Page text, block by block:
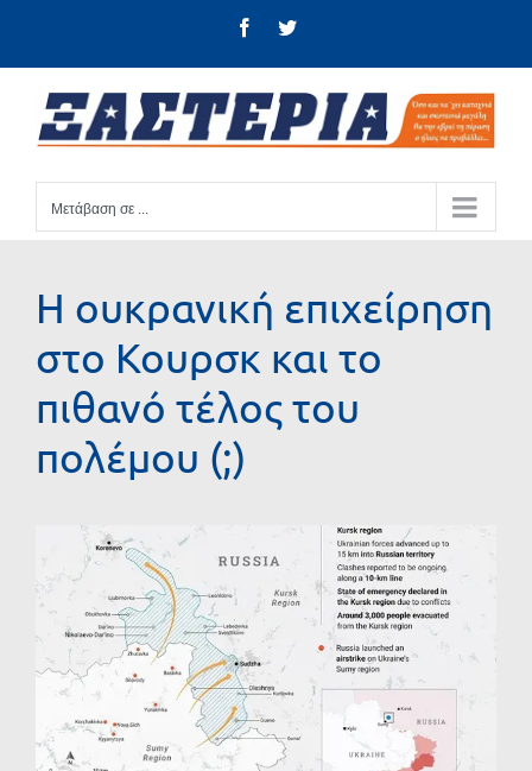
FacebookTwitter
Μετάβαση σε ...
Η ουκρανική επιχείρηση
στο Κουρσκ και το
πιθανό τέλος του
πολέμου (;)
Προβολή
μεγαλύτερης
εικόνας